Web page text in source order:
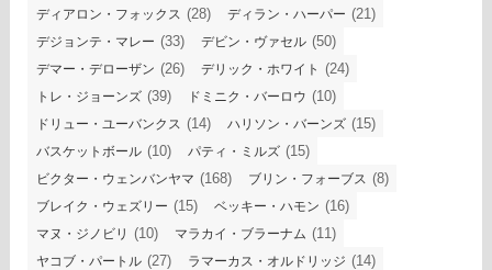
ディアロン・フォックス (28) ディラン・ハーパー (21)
デジョンテ・マレー (33) デビン・ヴァセル (50)
デマー・デローザン (26) デリック・ホワイト (24)
トレ・ジョーンズ (39) ドミニク・バーロウ (10)
ドリュー・ユーバンクス (14) ハリソン・バーンズ (15)
バスケットボール (10) パティ・ミルズ (15)
ビクター・ウェンバンヤマ (168) ブリン・フォーブス (8)
ブレイク・ウェズリー (15) ベッキー・ハモン (16)
マヌ・ジノビリ (10) マラカイ・ブラーナム (11)
ヤコブ・パートル (27) ラマーカス・オルドリッジ (14)